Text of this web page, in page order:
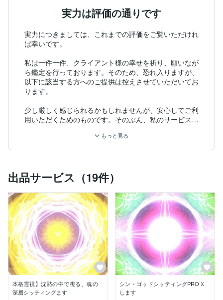
実力は評価の通りです
実力につきましては、これまでの評価をご覧いただけれ
ば幸いです。
私は一件一件、クライアント様の幸せを祈り、願いなが
ら鑑定を行っております。そのため、恐れ入りますが、
以下に該当する方へのご提供は控えさせていただいてお
ります。
少し厳しく感じられるかもしれませんが、安心してご利
用いただくためのものです。そのぶん、私のサービスを
鑑定」をおつけしています（内容は占い師におまかせ・
お一人様一回限り）。どうぞお気軽にご相談ください。
・お客様評価が 4.7 以下の方
・ご挨拶がなく、お名前のみを送られる方
・ビジネスアカウントをご利用の方
・過去にご購入歴がありながら「はじめまして」とお申
し出の方（諸事情により対応いたしかねます）
・不倫、浮気に関するご相談（責任を持って向き合うこ
とが難しいため、お受けしておりません）
■ 同業者さまについて
下記の分野に関わる出品者さまからのご購入は、理由を
問わずお断りしております。
・霊能、占い
・タロット／オラクルカード
もっと見る
出品サービス（19件）
本格霊視】沈黙の中で視る、魂の
深層シッティングます
シン・ゴッドシッティングPROＸ
します